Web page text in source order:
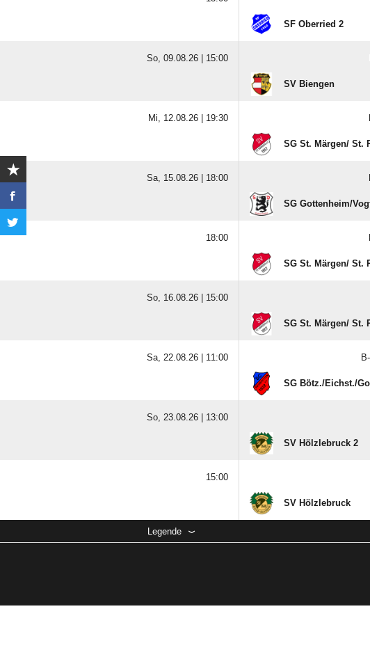
SF Oberried 2
So, 09.08.26 | 15:00
SV Biengen
Mi, 12.08.26 | 19:30
SG St. Märgen/​ St.
Sa, 15.08.26 | 18:00
SG Gottenheim/​
18:00
SG St. Märgen/​ St.
So, 16.08.26 | 15:00
SG St. Märgen/​ St.
Sa, 22.08.26 | 11:00
SG Bötz./​Eichst./​
So, 23.08.26 | 13:00
SV Hölzlebruck 2
15:00
SV Hölzlebruck
Legende